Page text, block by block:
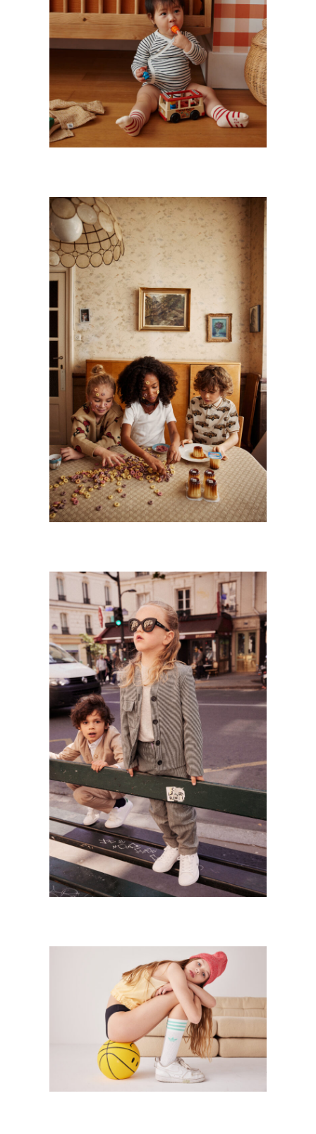
Kids·Still Life
GRAND’MA !
Kids ·Personnal Works
KELLY KILBY
Kids
TEENS – SMOON LINGERIE
Kids